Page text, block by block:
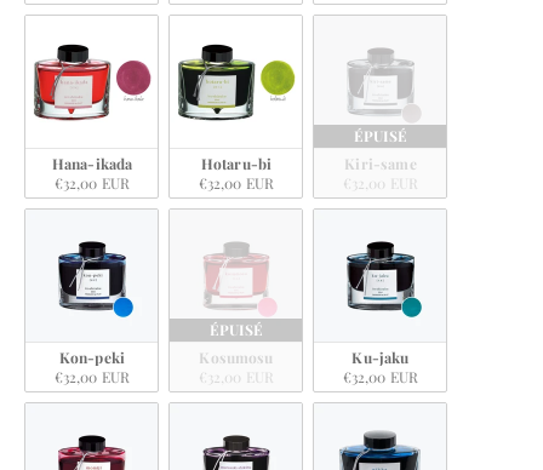
Hana-ikada
€32,00 EUR
Hotaru-bi
€32,00 EUR
ÉPUISÉ
Kiri-same
€32,00 EUR
Kon-peki
€32,00 EUR
ÉPUISÉ
Kosumosu
€32,00 EUR
Ku-jaku
€32,00 EUR